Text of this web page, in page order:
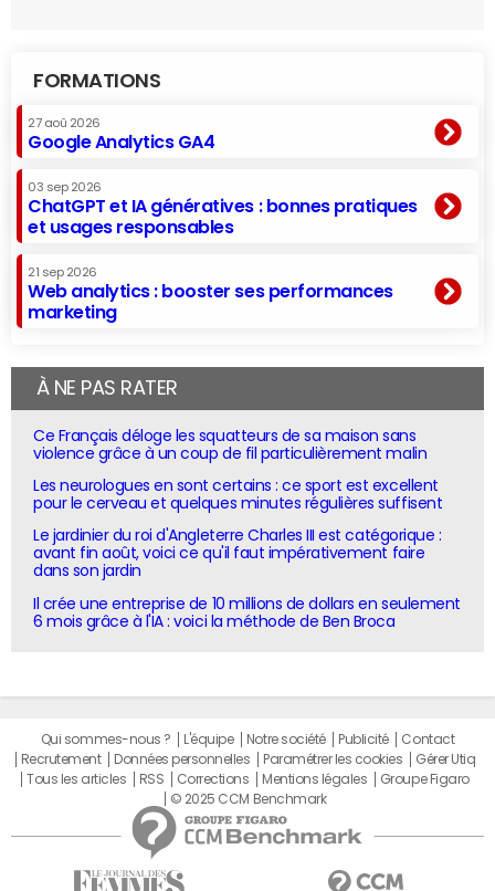
FORMATIONS
27 aoû 2026
Google Analytics GA4
03 sep 2026
ChatGPT et IA génératives : bonnes pratiques
et usages responsables
21 sep 2026
Web analytics : booster ses performances
marketing
À NE PAS RATER
Ce Français déloge les squatteurs de sa maison sans
violence grâce à un coup de fil particulièrement malin
Les neurologues en sont certains : ce sport est excellent
pour le cerveau et quelques minutes régulières suffisent
Le jardinier du roi d'Angleterre Charles III est catégorique :
avant fin août, voici ce qu'il faut impérativement faire
dans son jardin
Il crée une entreprise de 10 millions de dollars en seulement
6 mois grâce à l'IA : voici la méthode de Ben Broca
Qui sommes-nous ? L'équipe Notre société Publicité
Contact
Recrutement
Données personnelles Paramétrer les cookies
Gérer Utiq
Tous les articles
RSS Corrections Mentions légales
Groupe Figaro
© 2025 CCM Benchmark